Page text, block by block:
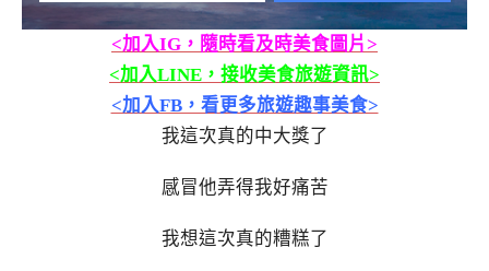
<加入IG，隨時看及時美食圖片>
<加入LINE，接收美食旅遊資訊>
<加入FB，看更多旅遊趣事美食>
我這次真的中大獎了
感冒他弄得我好痛苦
我想這次真的糟糕了